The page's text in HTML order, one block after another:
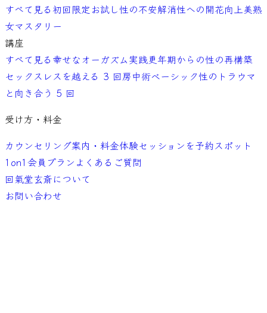
すべて見る 初回限定お試し性の不安解消性への開花向上美熟
女マスタリー
講座
すべて見る 幸せなオーガズム実践更年期からの性の再構築
セックスレスを越える 3 回房中術ベーシック性のトラウマ
と向き合う 5 回
受け方・料金
カウンセリング案内・料金体験セッションを予約スポット
1on1 会員プラン よくあるご質問
回氣堂玄斎について
お問い合わせ